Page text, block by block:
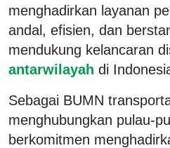
menghadirkan layanan
andal, efisien, dan
mendukung kelancaran
antarwilayah di
Sebagai BUMN
menghubungkan pulau-
berkomitmen